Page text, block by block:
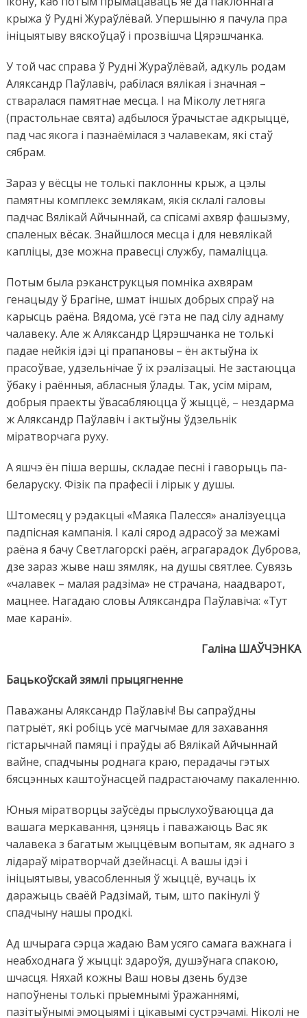
крыжа ў Рудні Жураўлёвай. Упершыню я пачула пра
ініцыятыву вяскоўцаў і прозвішча Цярэшчанка.
У той час справа ў Рудні Жураўлёвай, адкуль родам
Аляксандр Паўлавіч, рабілася вялікая і значная –
стваралася памятнае месца. І на Міколу летняга
(прастольнае свята) адбылося ўрачыстае адкрыццё,
пад час якога і пазнаёмілася з чалавекам, які стаў
сябрам.
Зараз у вёсцы не толькі паклонны крыж, а цэлы
памятны комплекс землякам, якія склалі галовы
падчас Вялікай Айчыннай, са спісамі ахвяр фашызму,
спаленых вёсак. Знайшлося месца і для невялікай
капліцы, дзе можна правесці службу, памаліцца.
Потым была рэканструкцыя помніка ахвярам
генацыду ў Брагіне, шмат іншых добрых спраў на
карысць раёна. Вядома, усё гэта не пад сілу аднаму
чалавеку. Але ж Аляксандр Цярэшчанка не толькі
падае нейкія ідэі ці прапановы – ён актыўна іх
прасоўвае, удзельнічае ў іх рэалізацыі. Не застаюцца
ўбаку і раённыя, абласныя ўлады. Так, усім мірам,
добрыя праекты ўвасабляюцца ў жыццё, – нездарма
ж Аляксандр Паўлавіч і актыўны ўдзельнік
міратворчага руху.
А яшчэ ён піша вершы, складае песні і гаворыць па-
беларуску. Фізік па прафесіі і лірык у душы.
Штомесяц у рэдакцыі «Маяка Палесся» аналізуецца
падпісная кампанія. І калі сярод адрасоў за межамі
раёна я бачу Светлагорскі раён, аграгарадок Дуброва,
дзе зараз жыве наш зямляк, на душы святлее. Сувязь
«чалавек – малая радзіма» не страчана, наадварот,
мацнее. Нагадаю словы Аляксандра Паўлавіча: «Тут
мае карані».
Галіна ШАЎЧЭНКА
Бацькоўскай зямлі прыцягненне
Паважаны Аляксандр Паўлавіч! Вы сапраўдны
патрыёт, які робіць усё магчымае для захавання
гістарычнай памяці і праўды аб Вялікай Айчыннай
вайне, спадчыны роднага краю, перадачы гэтых
бясцэнных каштоўнасцей падрастаючаму пакаленню.
Юныя міратворцы заўсёды прыслухоўваюцца да
вашага меркавання, цэняць і паважаюць Вас як
чалавека з багатым жыццёвым вопытам, як аднаго з
лідараў міратворчай дзейнасці. А вашы ідэі і
ініцыятывы, увасобленныя ў жыццё, вучаць іх
даражыць сваёй Радзімай, тым, што пакінулі ў
спадчыну нашы продкі.
Ад шчырага сэрца жадаю Вам усяго самага важнага і
неабходнага ў жыцці: здароўя, душэўнага спакою,
шчасця. Няхай кожны Ваш новы дзень будзе
напоўнены толькі прыемнымі ўражаннямі,
пазітыўнымі эмоцыямі і цікавымі сустрэчамі. Ніколі не